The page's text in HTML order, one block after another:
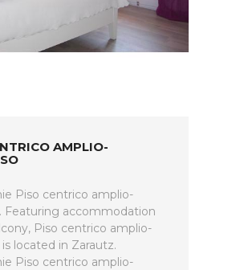
AMPLIO-
Piso centrico amplio-
Featuring accommodation
Piso centrico amplio-
located in Zarautz.
Piso centrico amplio-